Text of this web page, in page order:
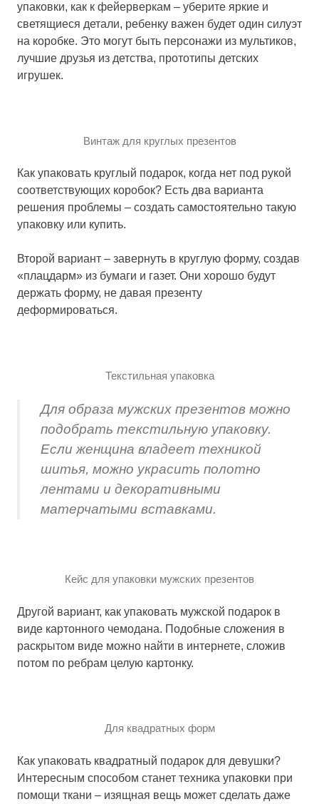
упаковки, как к фейерверкам – уберите яркие и
светящиеся детали, ребенку важен будет один силуэт
на коробке. Это могут быть персонажи из мультиков,
лучшие друзья из детства, прототипы детских
игрушек.
Винтаж для круглых презентов
Как упаковать круглый подарок, когда нет под рукой
соответствующих коробок? Есть два варианта
решения проблемы – создать самостоятельно такую
упаковку или купить.
Второй вариант – завернуть в круглую форму, создав
«плацдарм» из бумаги и газет. Они хорошо будут
держать форму, не давая презенту
деформироваться.
Текстильная упаковка
Для образа мужских презентов можно
подобрать текстильную упаковку.
Если женщина владеет техникой
шитья, можно украсить полотно
лентами и декоративными
матерчатыми вставками.
Кейс для упаковки мужских презентов
Другой вариант, как упаковать мужской подарок в
виде картонного чемодана. Подобные сложения в
раскрытом виде можно найти в интернете, сложив
потом по ребрам целую картонку.
Для квадратных форм
Как упаковать квадратный подарок для девушки?
Интересным способом станет техника упаковки при
помощи ткани – изящная вещь может сделать даже